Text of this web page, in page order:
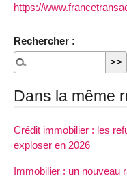
https://
Rechercher :
Dans la même
Crédit immobilier : les
exploser en 2026
Immobilier : un nouveau